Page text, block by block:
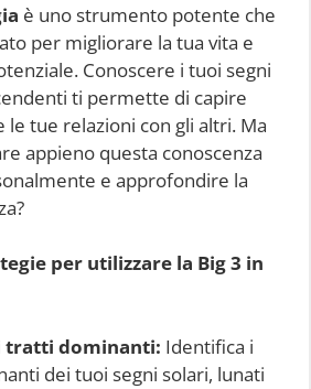
è uno strumento potente che
per migliorare la tua vita e
Conoscere i tuoi segni
ti permette di capire
le tue relazioni con gli altri. Ma
appieno questa conoscenza
e approfondire la
per utilizzare la Big 3 in
tratti dominanti: Identifica i
dei tuoi segni solari, lunati